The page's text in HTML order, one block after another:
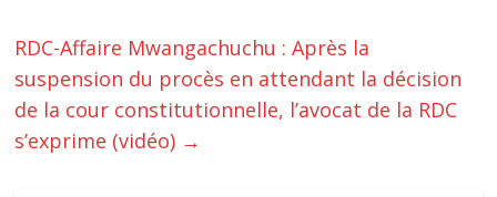
RDC-Affaire Mwangachuchu : Après la
suspension du procès en attendant la décision
de la cour constitutionnelle, l’avocat de la RDC
s’exprime (vidéo) →